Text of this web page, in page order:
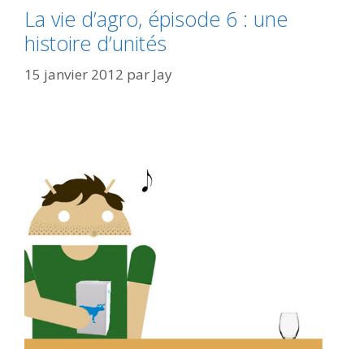
La vie d’agro, épisode 6 : une
histoire d’unités
15 janvier 2012 par Jay